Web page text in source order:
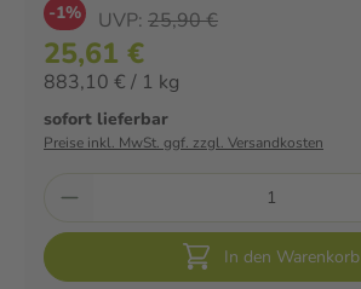
-1% UVP: 25,90 €
25,61 €
883,10 € / 1 kg
sofort lieferbar
Preise inkl. MwSt. ggf. zzgl. Versandkosten
In den Warenkorb